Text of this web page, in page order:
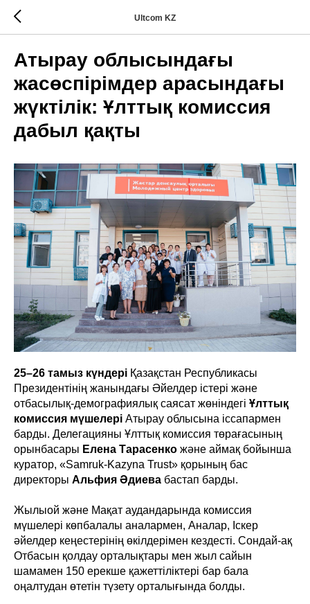
Ultcom KZ
Атырау облысындағы
жасөспірімдер арасындағы
жүктілік: Ұлттық комиссия
дабыл қақты
25–26 тамыз күндері Қазақстан Республикасы
Президентінің жанындағы Әйелдер істері және
отбасылық-демографиялық саясат жөніндегі Ұлттық
комиссия мүшелері Атырау облысына іссапармен
барды. Делегацияны Ұлттық комиссия төрағасының
орынбасары Елена Тарасенко және аймақ бойынша
куратор, «Samruk-Kazyna Trust» қорының бас
директоры Альфия Әдиева бастап барды.
Жылыой және Мақат аудандарында комиссия
мүшелері көпбалалы аналармен, Аналар, Іскер
әйелдер кеңестерінің өкілдерімен кездесті. Сондай-ақ
Отбасын қолдау орталықтары мен жыл сайын
шамамен 150 ерекше қажеттіліктері бар бала
оңалтудан өтетін түзету орталығында болды.